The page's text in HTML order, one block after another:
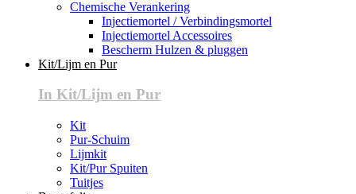
Chemische Verankering
Injectiemortel / Verbindingsmortel
Injectiemortel Accessoires
Bescherm Hulzen & pluggen
Kit/Lijm en Pur
In Kit/Lijm en Pur
Kit
Pur-Schuim
Lijmkit
Kit/Pur Spuiten
Tuitjes